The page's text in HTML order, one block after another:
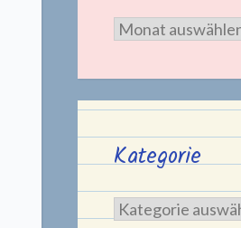
Archiv
Kategorie
Kategorie